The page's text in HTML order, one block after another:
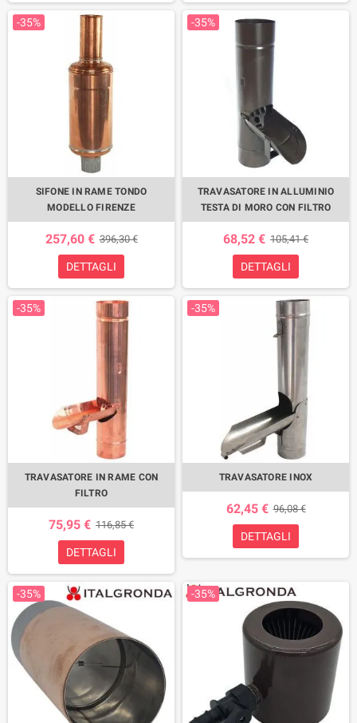
-35%
SIFONE IN RAME TONDO
MODELLO FIRENZE
257,60 € 396,30 €
DETTAGLI
-35%
TRAVASATORE IN ALLUMINIO
TESTA DI MORO CON FILTRO
68,52 € 105,41 €
DETTAGLI
-35%
TRAVASATORE IN RAME CON
FILTRO
75,95 € 116,85 €
DETTAGLI
-35%
TRAVASATORE INOX
62,45 € 96,08 €
DETTAGLI
-35% -35%